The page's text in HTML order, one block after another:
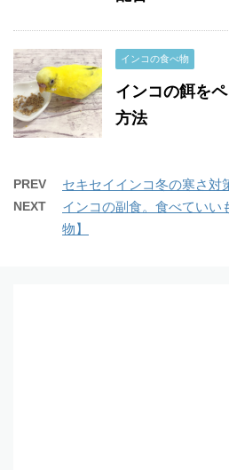
インコの食べ物
インコの餌を
方法
PREV セキセイインコ冬の寒さ対
NEXT
インコの副食。食べていい
物】